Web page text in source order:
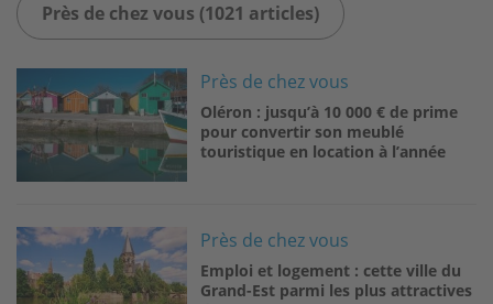
Près de chez vous (1021 articles)
Près de chez vous
Oléron : jusqu’à 10 000 € de prime
pour convertir son meublé
touristique en location à l’année
Image Près de chez vous
Emploi et logement : cette ville du
Grand-Est parmi les plus attractives